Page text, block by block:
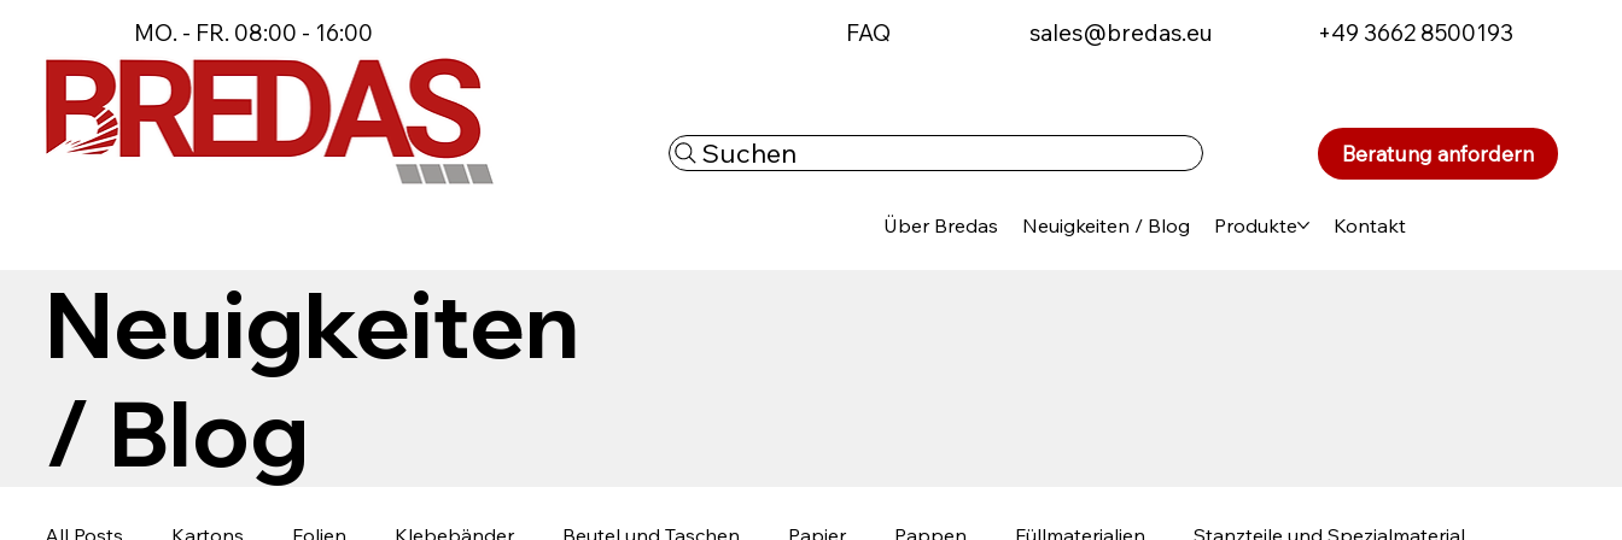
MO. - FR. 08:00 - 16:00
Über Bredas Neuigkeiten / Blog Produkte Kontakt
FAQ
Suchen
sales@bredas.eu +49 3662 8500193
Beratung anfordern
Neuigkeiten
/ Blog
All Posts Kartons Folien Klebebänder Beutel und Taschen Papier Pappen Füllmaterialien Stanzteile und Spezialmaterial